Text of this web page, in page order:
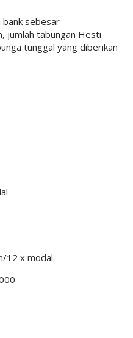
bank sebesar
jumlah tabungan Hesti
tunggal yang diberikan
12 x modal